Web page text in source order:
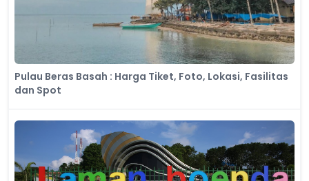
Pulau Beras Basah : Harga Tiket, Foto, Lokasi, Fasilitas
dan Spot